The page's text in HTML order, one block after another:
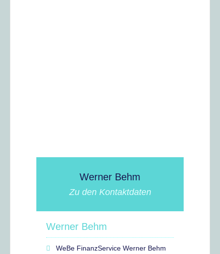
Werner Behm
Zu den Kontaktdaten
Werner Behm
WeBe FinanzService Werner Behm